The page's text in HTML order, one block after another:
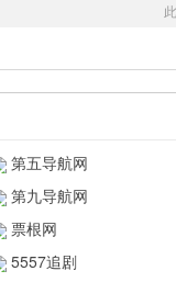
第五导航网
第九导航网
票根网
5557追剧